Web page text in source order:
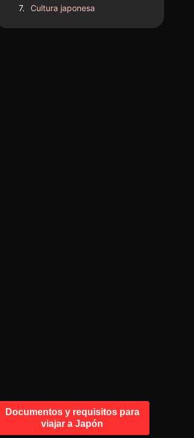
Cultura japonesa
Documentos y requisitos para
viajar a Japón